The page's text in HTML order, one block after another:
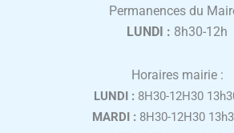
Permanences du
LUNDI : 8h30-12h
Horaires mairie :
LUNDI : 8H30-12H30
MARDI : 8H30-12H30